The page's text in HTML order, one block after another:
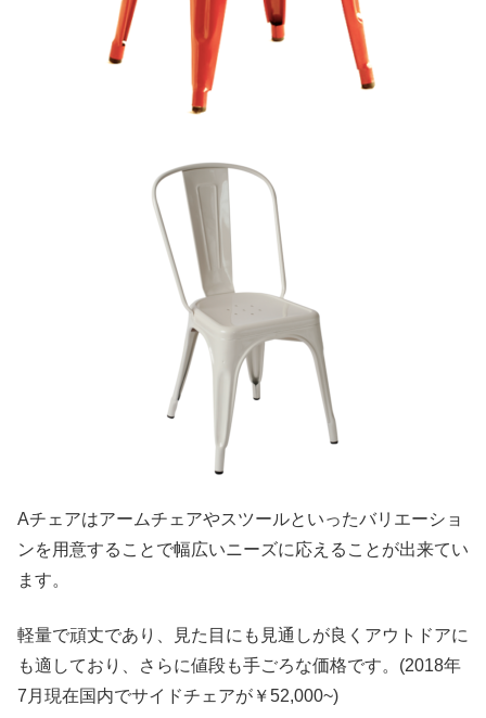
Aチェアはアームチェアやスツールといったバリエーショ
ンを用意することで幅広いニーズに応えることが出来てい
ます。
軽量で頑丈であり、見た目にも見通しが良くアウトドアに
も適しており、さらに値段も手ごろな価格です。(2018年
7月現在国内でサイドチェアが￥52,000~)